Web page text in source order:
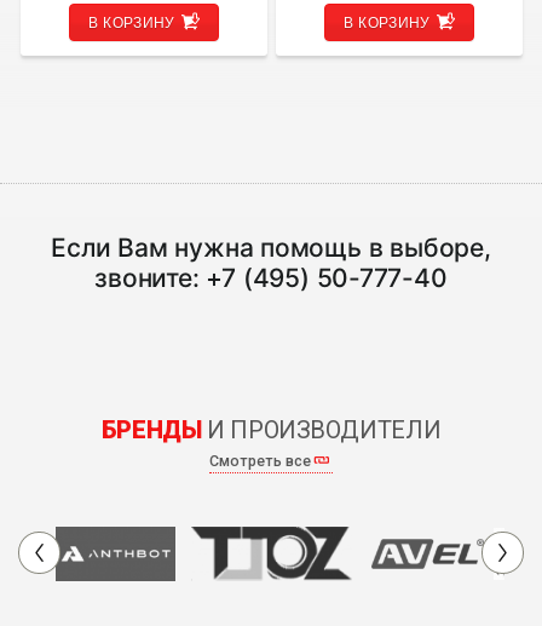
В КОРЗИНУ В КОРЗИНУ
Если Вам нужна помощь в выборе,
звоните: +7 (495) 50-777-40
БРЕНДЫИ ПРОИЗВОДИТЕЛИ
Смотреть все